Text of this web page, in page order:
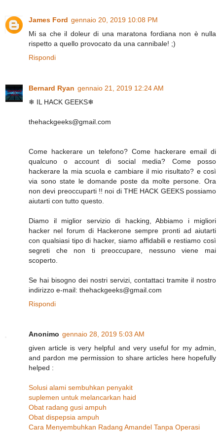
James Ford gennaio 20, 2019 10:08 PM
Mi sa che il doleur di una maratona fordiana non è nulla
rispetto a quello provocato da una cannibale! ;)
Rispondi
Bernard Ryan gennaio 21, 2019 12:24 AM
❄ IL HACK GEEKS❄
thehackgeeks@gmail.com
Come hackerare un telefono? Come hackerare email di
qualcuno o account di social media? Come posso
hackerare la mia scuola e cambiare il mio risultato? e così
via sono state le domande poste da molte persone. Ora
non devi preoccuparti !! noi di THE HACK GEEKS possiamo
aiutarti con tutto questo.
Diamo il miglior servizio di hacking, Abbiamo i migliori
hacker nel forum di Hackerone sempre pronti ad aiutarti
con qualsiasi tipo di hacker, siamo affidabili e restiamo così
segreti che non ti preoccupare, nessuno viene mai
scoperto.
Se hai bisogno dei nostri servizi, contattaci tramite il nostro
indirizzo e-mail: thehackgeeks@gmail.com
Rispondi
Anonimo gennaio 28, 2019 5:03 AM
given article is very helpful and very useful for my admin,
and pardon me permission to share articles here hopefully
helped :
Solusi alami sembuhkan penyakit
suplemen untuk melancarkan haid
Obat radang gusi ampuh
Obat dispepsia ampuh
Cara Menyembuhkan Radang Amandel Tanpa Operasi